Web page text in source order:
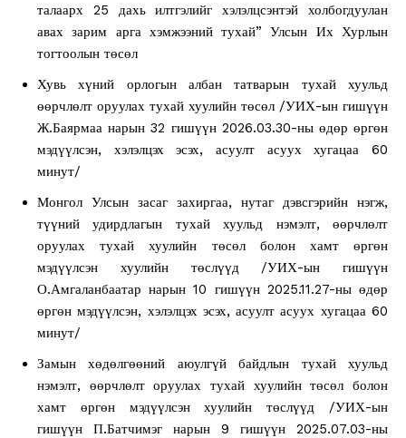
талаарх 25 дахь илтгэлийг хэлэлцсэнтэй холбогдуулан
авах зарим арга хэмжээний тухай” Улсын Их Хурлын
тогтоолын төсөл
Хувь хүний орлогын албан татварын тухай хуульд
өөрчлөлт оруулах тухай хуулийн төсөл /УИХ-ын гишүүн
Ж.Баярмаа нарын 32 гишүүн 2026.03.30-ны өдөр өргөн
мэдүүлсэн, хэлэлцэх эсэх, асуулт асуух хугацаа 60
минут/
Монгол Улсын засаг захиргаа, нутаг дэвсгэрийн нэгж,
түүний удирдлагын тухай хуульд нэмэлт, өөрчлөлт
оруулах тухай хуулийн төсөл болон хамт өргөн
мэдүүлсэн хуулийн төслүүд /УИХ-ын гишүүн
О.Амгаланбаатар нарын 10 гишүүн 2025.11.27-ны өдөр
өргөн мэдүүлсэн, хэлэлцэх эсэх, асуулт асуух хугацаа 60
минут/
Замын хөдөлгөөний аюулгүй байдлын тухай хуульд
нэмэлт, өөрчлөлт оруулах тухай хуулийн төсөл болон
хамт өргөн мэдүүлсэн хуулийн төслүүд /УИХ-ын
гишүүн П.Батчимэг нарын 9 гишүүн 2025.07.03-ны